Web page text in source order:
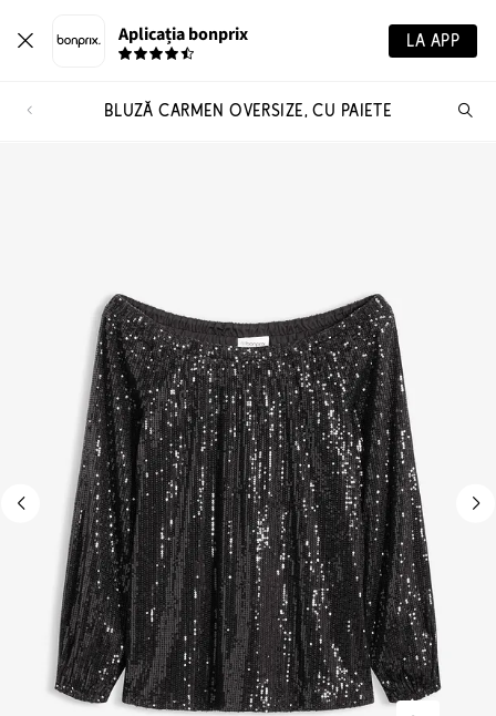
Aplicația bonprix LA APP
BLUZĂ CARMEN OVERSIZE, CU PAIETE